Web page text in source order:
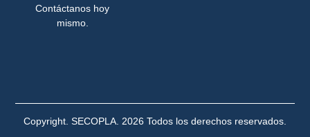
Contáctanos hoy
mismo.
Copyright. SECOPLA. 2026 Todos los derechos reservados.